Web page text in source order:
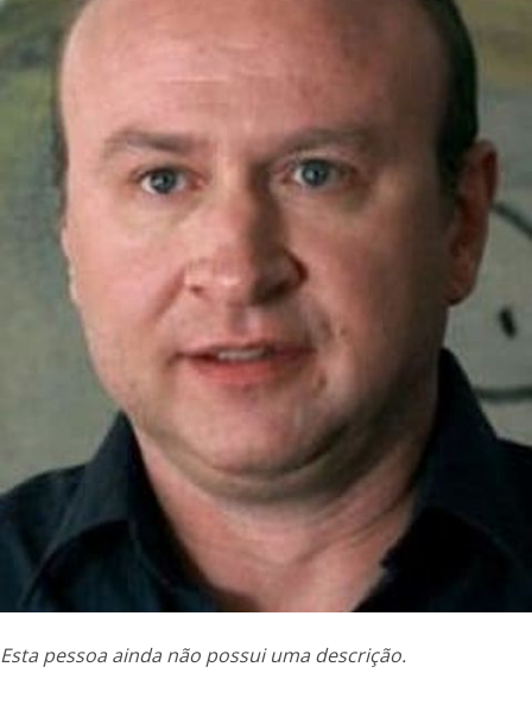
Esta pessoa ainda não possui uma descrição.